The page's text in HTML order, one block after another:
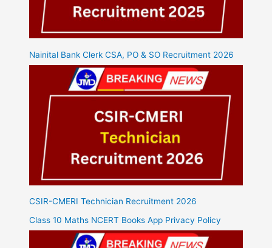
Nainital Bank Clerk CSA, PO & SO Recruitment 2026
CSIR-CMERI Technician Recruitment 2026
Class 10 Maths NCERT Books App Privacy Policy